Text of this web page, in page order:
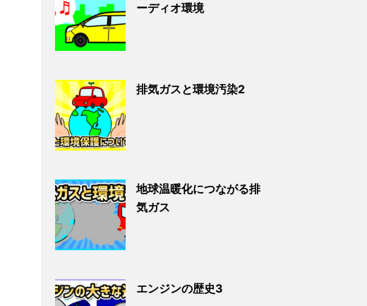
ーディオ環境
排気ガスと環境汚染2
地球温暖化につながる排
気ガス
エンジンの歴史3